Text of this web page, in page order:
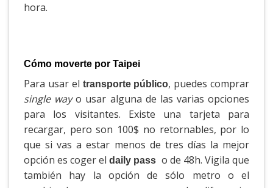
hora.
Cómo moverte por Taipei
Para usar el transporte público, puedes comprar
single wayo usar alguna de las varias opciones
para los visitantes. Existe una tarjeta para
recargar, pero son 100$ no retornables, por lo
que si vas a estar menos de tres días la mejor
opción es coger eldaily pass o de 48h. Vigila que
también hay la opción de sólo metro o el